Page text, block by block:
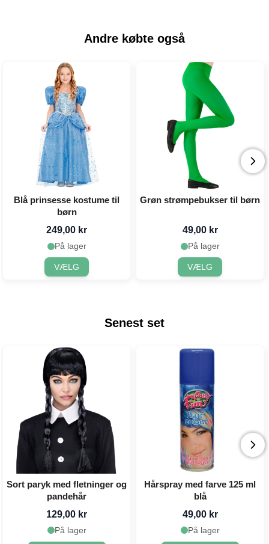
Andre købte også
Blå prinsesse kostume til
børn
249,00 kr
På lager
VÆLG
Grøn strømpebukser til børn
49,00 kr
På lager
VÆLG
Senest set
Sort paryk med fletninger og
pandehår
129,00 kr
På lager
Hårspray med farve 125 ml
blå
49,00 kr
På lager